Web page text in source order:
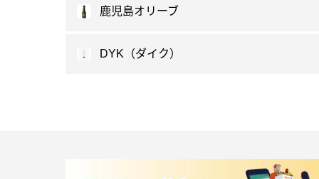
鹿児島オリーブ
DYK（ダイク）